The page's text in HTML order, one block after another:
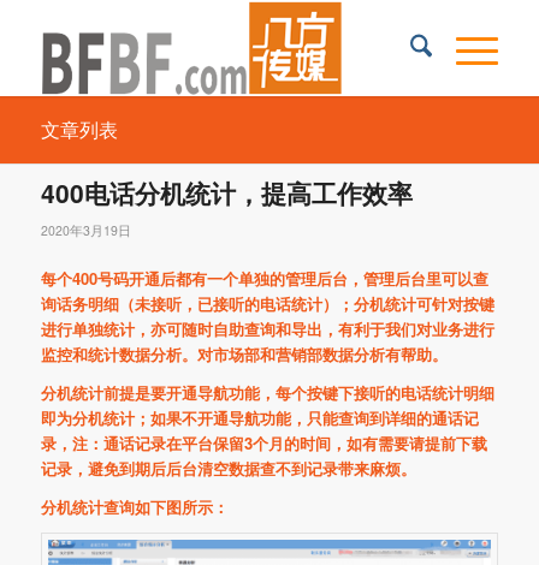
文章列表
400电话分机统计，提高工作效率
2020年3月19日
每个400号码开通后都有一个单独的管理后台，管理后台里可以查
询话务明细（未接听，已接听的电话统计）；分机统计可针对按键
进行单独统计，亦可随时自助查询和导出，有利于我们对业务进行
监控和统计数据分析。对市场部和营销部数据分析有帮助。
分机统计前提是要开通导航功能，每个按键下接听的电话统计明细
即为分机统计；如果不开通导航功能，只能查询到详细的通话记
录，注：通话记录在平台保留3个月的时间，如有需要请提前下载
记录，避免到期后后台清空数据查不到记录带来麻烦。
分机统计查询如下图所示：